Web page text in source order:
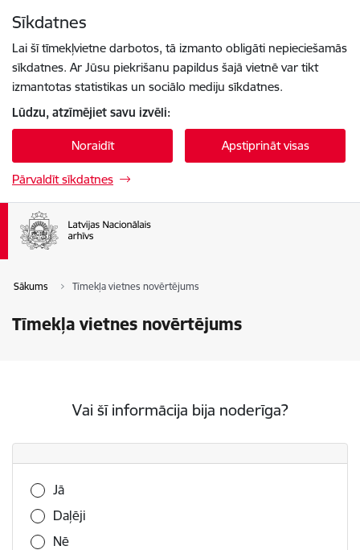
Sīkdatnes
Lai šī tīmekļvietne darbotos, tā izmanto obligāti nepieciešamās
sīkdatnes. Ar Jūsu piekrišanu papildus šajā vietnē var tikt
izmantotas statistikas un sociālo mediju sīkdatnes.
Lūdzu, atzīmējiet savu izvēli:
Noraidīt Apstiprināt visas
Pārvaldīt sīkdatnes
Sākums Tīmekļa vietnes novērtējums
Tīmekļa vietnes novērtējums
Vai šī informācija bija noderīga?
Vai šī informācija bija noderīga?
Jā
Daļēji
Nē